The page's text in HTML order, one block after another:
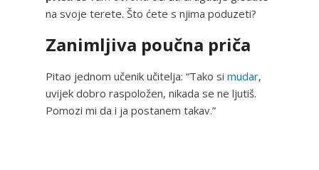
na svoje terete. Što ćete s njima poduzeti?
Zanimljiva poučna priča
Pitao jednom učenik učitelja: “Tako si mudar,
uvijek dobro raspoložen, nikada se ne ljutiš.
Pomozi mi da i ja postanem takav.”